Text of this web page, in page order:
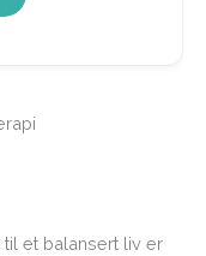
et balansert liv er